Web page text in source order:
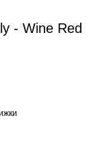
- Wine Red